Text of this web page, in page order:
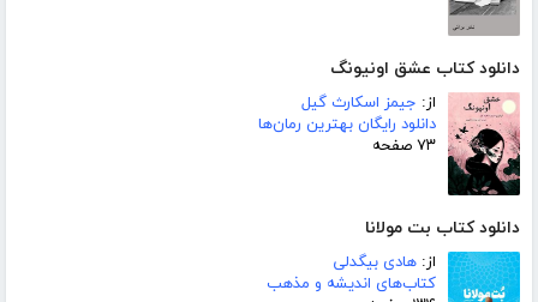
دانلود کتاب عشق اونیونگ
از: جیمز اسکارث گیل
دانلود رایگان بهترین رمان‌ها
۷۳ صفحه
دانلود کتاب بت مولانا
از: هادی بیگدلی
کتاب‌های اندیشه و مذهب